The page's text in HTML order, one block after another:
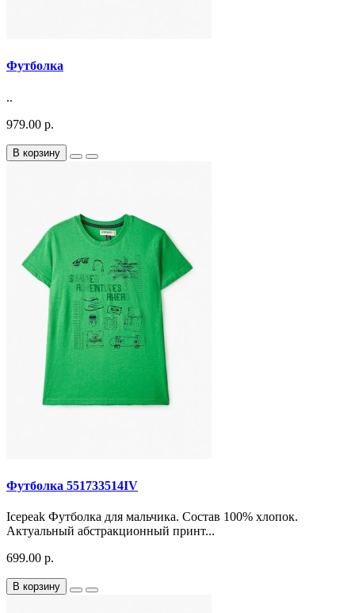
Футболка
..
979.00 р.
В корзину
Футболка 551733514IV
Icepeak Футболка для мальчика. Состав 100% хлопок.
Актуальный абстракционный принт...
699.00 р.
В корзину